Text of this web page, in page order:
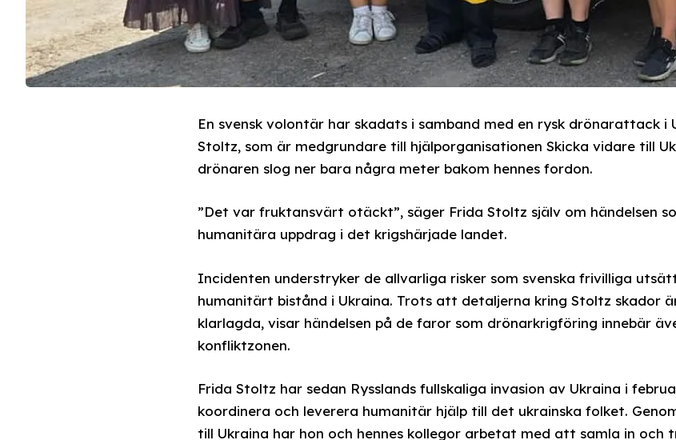
En svensk volontär har skadats i samband med en rysk drönarattack i
Stoltz, som är medgrundare till hjälporganisationen Skicka vidare till
drönaren slog ner bara några meter bakom hennes fordon.
”Det var fruktansvärt otäckt”, säger Frida Stoltz själv om händelsen
humanitära uppdrag i det krigshärjade landet.
Incidenten understryker de allvarliga risker som svenska frivilliga
humanitärt bistånd i Ukraina. Trots att detaljerna kring Stoltz skador
klarlagda, visar händelsen på de faror som drönarkrigföring innebär
konfliktzonen.
Frida Stoltz har sedan Rysslands fullskaliga invasion av Ukraina i
koordinera och leverera humanitär hjälp till det ukrainska folket.
till Ukraina har hon och hennes kollegor arbetat med att samla in och